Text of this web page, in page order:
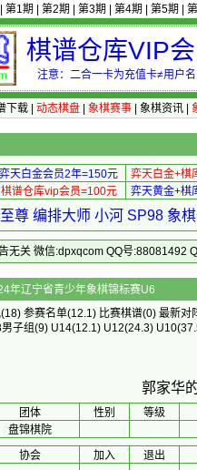
第1期 第2期 第3期 第4期 第5期
棋谱仓库VIP
注意：二合一卡为充值卡≠用户
下载| 动态棋盘| 象棋赛事| 象棋资讯|
弈天白金会员2年=150元 弈天白金+棋
棋谱仓库vip会员=100元 弈天黄金+棋
尊 编排大师 小河 SP98 象
无关 微信:dpxqcom QQ号:88081492
配对卡 - 2024年辽宁
(18) 参赛名单(12.1) 比赛棋谱(0) 最新对
子组(9) U14(12.1) U12(24.3) U10
郭家华
团体 性别 等级
盘锦棋院
协会 加入 退出